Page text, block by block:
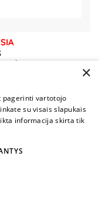
×
pagerinti vartotojo
su visais slapukais
informacija skirta tik